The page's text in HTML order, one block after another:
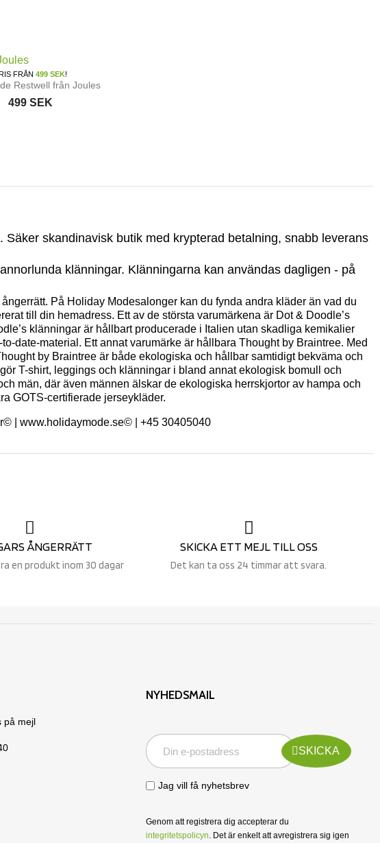
Restwell från Joules
FRÅN499 SEK!
499 SEK
skandinavisk butik med krypterad betalning, snabb leverans
klänningar. Klänningarna kan användas dagligen - på
På Holiday Modesalonger kan du fynda andra kläder än vad du
till din hemadress. Ett av de största varumärkena är Dot & Doodle’s
klänningar är hållbart producerade i Italien utan skadliga kemikalier
date-material. Ett annat varumärke är hållbara Thought by Braintree. Med
by Braintree är både ekologiska och hållbar samtidigt bekväma och
T-shirt, leggings och klänningar i bland annat ekologisk bomull och
män, där även männen älskar de ekologiska herrskjortor av hampa och
GOTS-certifierade jerseykläder.
| www.holidaymode.se© | +45 30405040
ÅNGERRÄTT
en produkt inom 30 dagar
SKICKA ETT MEJL TILL OSS
Det kan ta oss 24 timmar att svara.
på mejl
NYHEDSMAIL
SKICKA
Jag vill få nyhetsbrev
Genom att registrera dig accepterar du
integritetspolicyn. Det är enkelt att avregistrera sig igen